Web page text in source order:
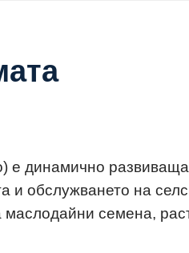
е динамично
и обслужването на
маслодайни семена,